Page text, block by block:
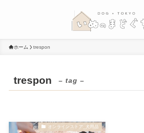
ホーム trespon
trespon – tag –
オンラインストア_犬用品